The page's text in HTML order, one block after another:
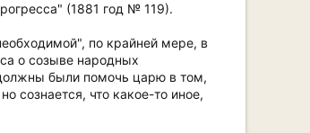
(1881 год № 119).
по крайней мере, в
о созыве народных
были помочь царю в том,
сознается, что какое-то иное,